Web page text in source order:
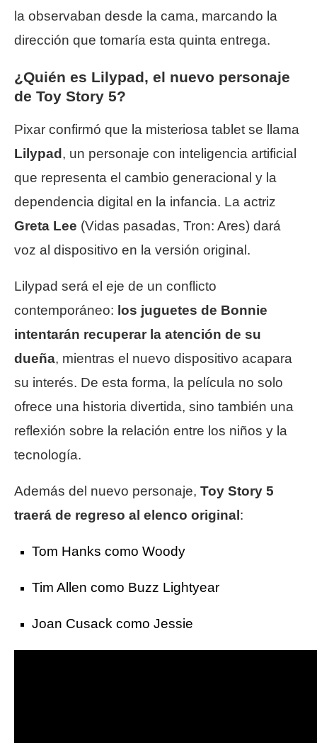
la observaban desde la cama, marcando la
dirección que tomaría esta quinta entrega.
¿Quién es Lilypad, el nuevo personaje
de Toy Story 5?
Pixar confirmó que la misteriosa tablet se llama
Lilypad, un personaje con inteligencia artificial
que representa el cambio generacional y la
dependencia digital en la infancia. La actriz
Greta Lee (Vidas pasadas, Tron: Ares) dará
voz al dispositivo en la versión original.
Lilypad será el eje de un conflicto
contemporáneo: los juguetes de Bonnie
intentarán recuperar la atención de su
dueña, mientras el nuevo dispositivo acapara
su interés. De esta forma, la película no solo
ofrece una historia divertida, sino también una
reflexión sobre la relación entre los niños y la
tecnología.
Además del nuevo personaje, Toy Story 5
traerá de regreso al elenco original:
Tom Hanks como Woody
Tim Allen como Buzz Lightyear
Joan Cusack como Jessie